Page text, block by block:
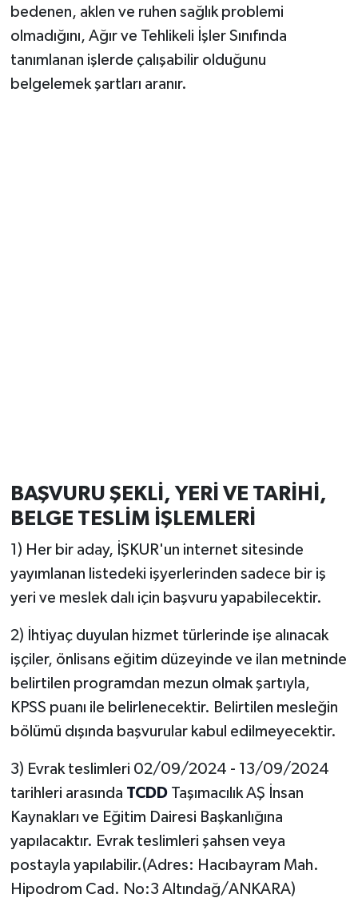
bedenen, aklen ve ruhen sağlık problemi
olmadığını, Ağır ve Tehlikeli İşler Sınıfında
tanımlanan işlerde çalışabilir olduğunu
belgelemek şartları aranır.
BAŞVURU ŞEKLİ, YERİ VE TARİHİ,
BELGE TESLİM İŞLEMLERİ
1) Her bir aday, İŞKUR'un internet sitesinde
yayımlanan listedeki işyerlerinden sadece bir iş
yeri ve meslek dalı için başvuru yapabilecektir.
2) İhtiyaç duyulan hizmet türlerinde işe alınacak
işçiler, önlisans eğitim düzeyinde ve ilan metninde
belirtilen programdan mezun olmak şartıyla,
KPSS puanı ile belirlenecektir. Belirtilen mesleğin
bölümü dışında başvurular kabul edilmeyecektir.
3) Evrak teslimleri 02/09/2024 - 13/09/2024
tarihleri arasında TCDDTaşımacılık AŞ İnsan
Kaynakları ve Eğitim Dairesi Başkanlığına
yapılacaktır. Evrak teslimleri şahsen veya
postayla yapılabilir.(Adres: Hacıbayram Mah.
Hipodrom Cad. No:3 Altındağ/ANKARA)